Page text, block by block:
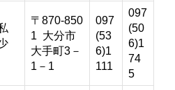
〒870-850
1 大分市
大手町3－
1－1
097
(53
6)1
111
097
(50
6)1
74
5